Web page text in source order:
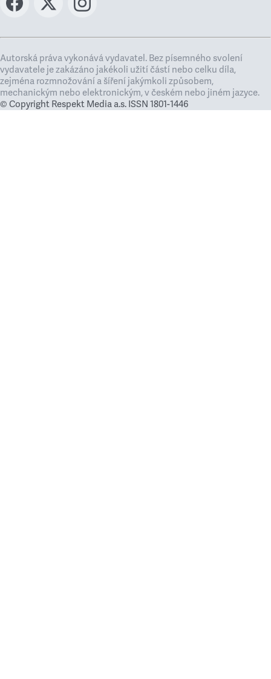
Autorská práva vykonává vydavatel. Bez písemného svolení
vydavatele je zakázáno jakékoli užití částí nebo celku díla,
zejména rozmnožování a šíření jakýmkoli způsobem,
mechanickým nebo elektronickým, v českém nebo jiném jazyce.
© Copyright Respekt Media a.s. ISSN 1801-1446